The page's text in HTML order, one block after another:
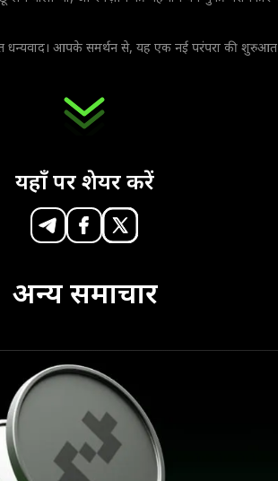
धन्यवाद। आपके समर्थन से, यह एक नई परंपरा की
यहाँ पर शेयर करें
अन्य समाचार